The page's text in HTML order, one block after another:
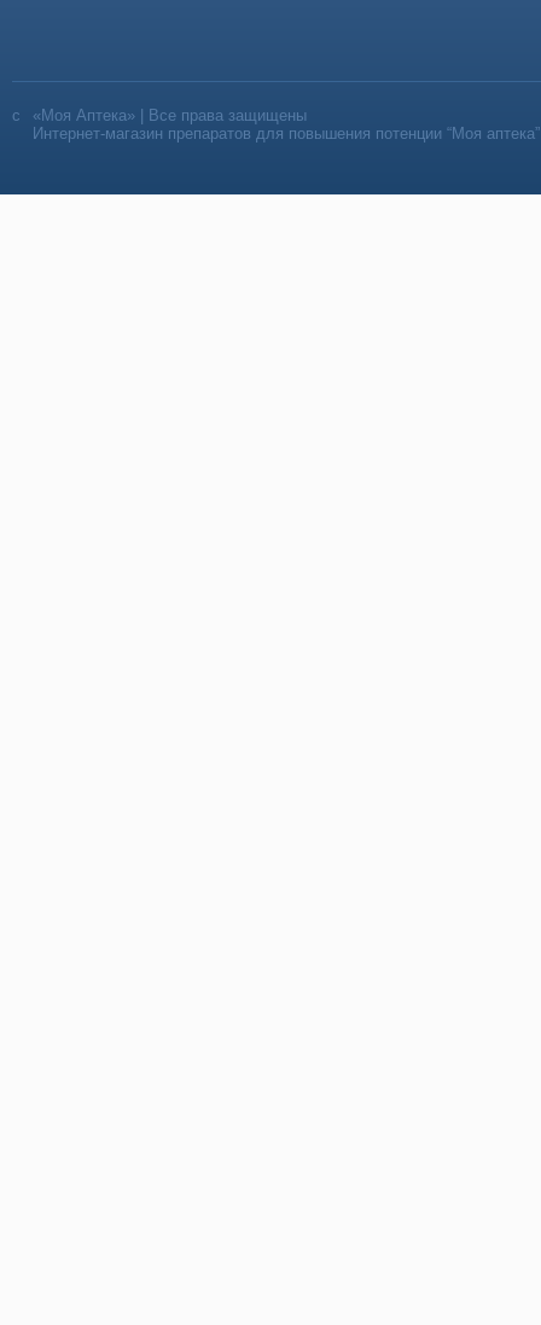
«Моя Аптека» | Все права защищены
Интернет-магазин препаратов для повышения потенции “Моя